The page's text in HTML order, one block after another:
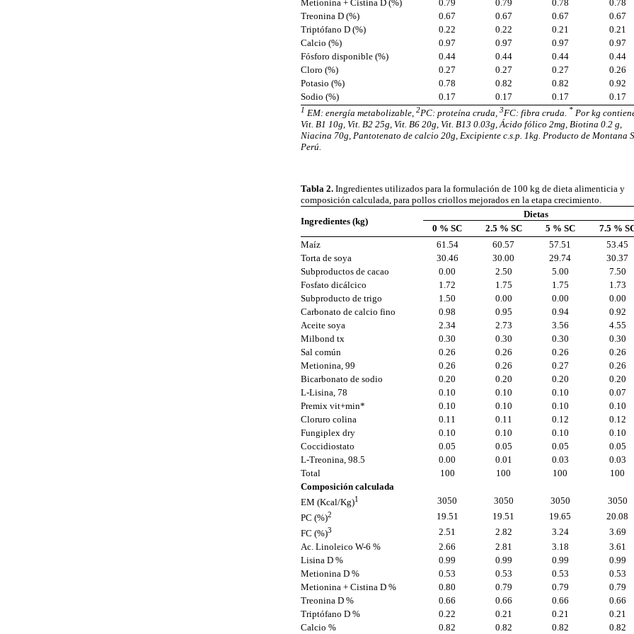
Metionina + Cistina D (%)
0.79 0.79 0.78
0.78
Treonina D (%)
0.67 0.67 0.67
0.67
Triptófano D (%)
0.22 0.22 0.21
0.21
Calcio (%)
0.97 0.97 0.97
0.97
Fósforo disponible (%)
0.44 0.44 0.44
0.44
Cloro (%)
0.27 0.27 0.27
0.26
Potasio (%)
0.78 0.82 0.82
0.92
Sodio (%)
0.17 0.17 0.17 0.17
1 EM: energía metabolizable, 2PC: proteína cruda, 3FC: fibra cruda. * Por kg
Vit. B1 10g, Vit. B2 25g, Vit. B6 20g, Vit. B13 0.03g, Ácido fólico 2mg, Biotina 0.2 g,
Niacina 70g, Pantotenato de calcio 20g, Excipiente c.s.p. 1kg. Producto de Montana
Perú.
Tabla 2. Ingredientes utilizados para la formulación de 100 kg de dieta alimenticia y
composición calculada, para pollos criollos mejorados en la etapa crecimiento.
Ingredientes (kg)
Dietas
0 % SC
2.5 % SC 5 % SC
7.5 %
Maíz
61.54 60.57 57.51
53.45
Torta de soya
30.46 30.00 29.74
30.37
Subproductos de cacao
0.00 2.50 5.00
7.50
Fosfato dicálcico
1.72 1.75 1.75
1.73
Subproducto de trigo
1.50 0.00 0.00
0.00
Carbonato de calcio fino
0.98 0.95 0.94
0.92
Aceite soya
2.34 2.73 3.56
4.55
Milbond tx
0.30 0.30 0.30
0.30
Sal común
0.26 0.26 0.26
0.26
Metionina, 99
0.26 0.26 0.27
0.26
Bicarbonato de sodio
0.20 0.20 0.20
0.20
L-Lisina, 78
0.10 0.10 0.10
0.07
Premix vit+min*
0.10 0.10 0.10
0.10
Cloruro colina
0.11 0.11 0.12
0.12
Fungiplex dry
0.10 0.10 0.10
0.10
Coccidiostato
0.05 0.05 0.05
0.05
L-Treonina, 98.5
0.00 0.01 0.03
0.03
Total
100 100 100
100
Composición calculada
EM (Kcal/Kg)1 3050 3050 3050
3050
PC (%)2 19.51 19.51 19.65
20.08
FC (%)3 2.51 2.82 3.24
3.69
Ac. Linoleico W-6 %
2.66 2.81 3.18
3.61
Lisina D %
0.99 0.99 0.99
0.99
Metionina D %
0.53 0.53 0.53
0.53
Metionina + Cistina D %
0.80 0.79 0.79
0.79
Treonina D %
0.66 0.66 0.66
0.66
Triptófano D %
0.22 0.21 0.21
0.21
Calcio %
0.82 0.82 0.82 0.82